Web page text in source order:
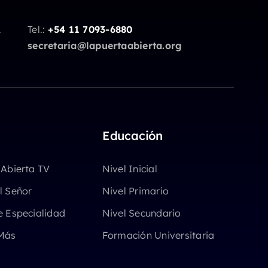
Tel.: +54 11 7093-6880
secretaria@lapuertaabierta.org
TV
Señor
Especialidad
Educación
Nivel Inicial
Nivel Primario
Nivel Secundario
Formación Universitaria